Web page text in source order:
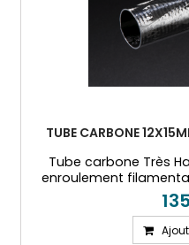
TUBE CARBONE
Tube carbone Très
enroulement
T800) et